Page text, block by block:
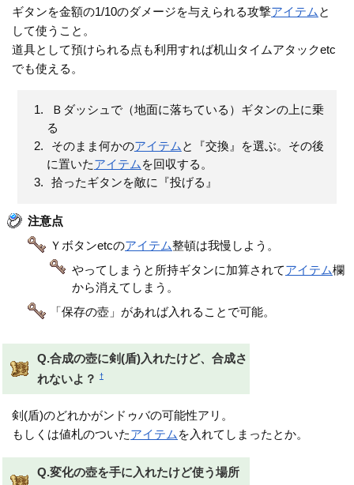
ギタンを金額の1/10のダメージを与えられる攻撃アイテム と
して使うこと。
道具として預けられる点も利用すれば机山タイムアタックetc
でも使える。
Ｂダッシュで（地面に落ちている）ギタンの上に乗
る
そのまま何かのアイテムと『交換』を選ぶ。その後
に置いたアイテムを回収する。
拾ったギタンを敵に『投げる』
注意点
Ｙボタンetcのアイテム整頓は我慢しよう。
やってしまうと所持ギタンに加算されてアイテム欄
から消えてしまう。
「保存の壺」があれば入れることで可能。
Q.合成の壺に剣(盾)入れたけど、合成さ
れないよ？
†
剣(盾)のどれかがンドゥバの可能性アリ。
もしくは値札のついたアイテム を入れてしまったとか。
Q.変化の壺を手に入れたけど使う場所